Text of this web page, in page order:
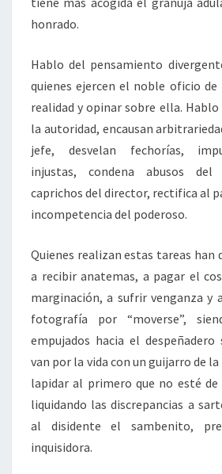
honrado.
Hablo del pensamiento
quienes ejercen el noble oficio de
realidad y opinar sobre ella.
la autoridad, encausan
jefe, desvelan fechorías,
injustas, condena abusos del
caprichos del director, rectifica al
incompetencia del poderoso.
Quienes realizan estas tareas han
a recibir anatemas, a pagar el
marginación, a sufrir venganza y
fotografía por “moverse”,
empujados hacia el despeñadero
van por la vida con un guijarro de
lapidar al primero que no esté de
liquidando las discrepancias a
al disidente el sambenito,
inquisidora.